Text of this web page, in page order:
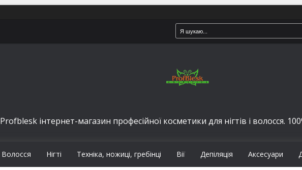
Profblesk інтернет-магазин професійної косметики для нігтів і волосся.
Волосся Нігті Техніка, ножиці, гребінці Вії Депіляція Аксесуари